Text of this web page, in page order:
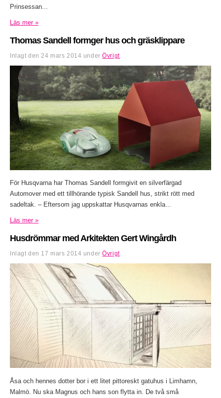
Prinsessan...
Läs mer »
Thomas Sandell formger hus och gräsklippare
Inlagt den 24 mars 2014 underÖvrigt.
För Husqvarna har Thomas Sandell formgivit en silverfärgad
Automover med ett tillhörande typisk Sandell hus, strikt rött med
sadeltak. – Eftersom jag uppskattar Husqvarnas enkla...
Läs mer »
Husdrömmar med Arkitekten Gert Wingårdh
Inlagt den 17 mars 2014 underÖvrigt.
Åsa och hennes dotter bor i ett litet pittoreskt gatuhus i Limhamn,
Malmö. Nu ska Magnus och hans son flytta in. De två små